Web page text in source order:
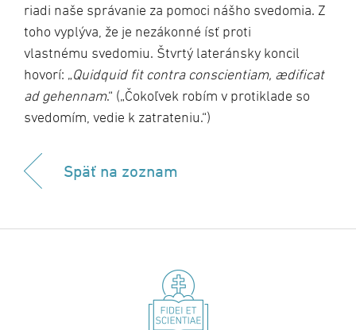
riadi naše správanie za pomoci nášho svedomia. Z
toho vyplýva, že je nezákonné ísť proti
vlastnému svedomiu. Štvrtý lateránsky koncil
hovorí: „Quidquid fit contra conscientiam, ædificat
ad gehennam.“ („Čokoľvek robím v protiklade so
svedomím, vedie k zatrateniu.“)
Späť na zoznam